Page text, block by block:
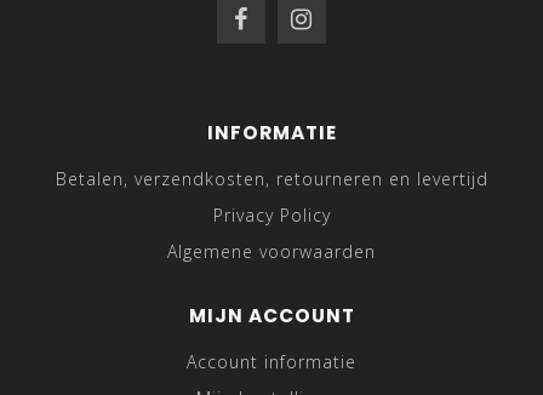
INFORMATIE
Betalen, verzendkosten, retourneren en levertijd
Privacy Policy
Algemene voorwaarden
MIJN ACCOUNT
Account informatie